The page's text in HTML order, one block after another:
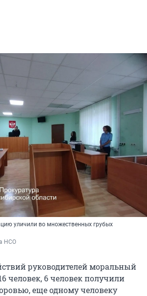
уличили во множественных грубых
НСО
руководителей моральный
человек, 6 человек получили
еще одному человеку